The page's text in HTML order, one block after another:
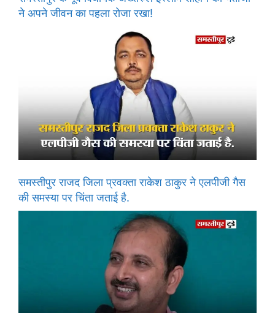
ने अपने जीवन का पहला रोजा रखा!
समस्तीपुर राजद जिला प्रवक्ता राकेश ठाकुर ने एलपीजी गैस
की समस्या पर चिंता जताई है.